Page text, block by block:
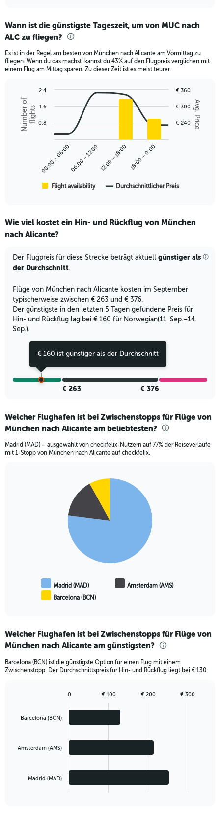
Range:
12
The
chart
axis
displaying
values.
Range:
Wann ist die günstigste Tageszeit, um von MUC nach
ALC zu fliegen?
Es ist in der Regel am besten von München nach Alicante am Vormittag zu
fliegen. Wenn du das machst, kannst du 43% auf den Flugpreis verglichen mit
einem Flug am Mittag sparen. Zu dieser Zeit ist es meist teurer.
Combination
chart
with
data
categories.
Range:
categories.
The
chart
2
Y
axes
displaying
Avg.
Number
Chart
graphic.
Avg. Price
Number offlights
Flight availability Durchschnittlicher Preis
00:00 – 06:0006:00 – 12:0012:00 – 18:00 18:00 – 0:00
€ 240
€ 300
€ 360
0.8
1.6
2.4
Wie viel kostet ein Hin- und Rückflug von München
nach Alicante?
Der Flugpreis für diese Strecke beträgt aktuell günstiger als
der Durchschnitt.
Flüge von München nach Alicante kosten im September
typischerweise zwischen € 263 und € 376.
Der günstigste in den letzten 5 Tagen gefundene Preis für
Hin- und Rückflug lag bei € 160 für Norwegian(11. Sep.–14.
Sep.).
€ 263 € 376
Welcher Flughafen ist bei Zwischenstopps für Flüge von
München nach Alicante am beliebtesten?
Madrid (MAD) – ausgewählt von checkfelix-Nutzern auf 77% der Reiseverläufe
mit 1-Stopp von München nach Alicante auf checkfelix.
Madrid (MAD)
Amsterdam (AMS)
Barcelona (BCN)
Welcher Flughafen ist bei Zwischenstopps für Flüge von
München nach Alicante am günstigsten?
Barcelona (BCN) ist die günstigste Option für einen Flug mit einem
Zwischenstopp. Der Durchschnittspreis für Hin- und Rückflug liegt bei € 130.
with
The
Barcelona (BCN)
Amsterdam (AMS)
Madrid (MAD)
0 € 100 € 200 € 300
€ 160 ist günstiger als der Durchschnitt